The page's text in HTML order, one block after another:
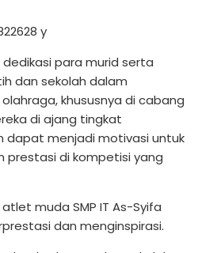
para murid serta
dan sekolah dalam
khususnya di cabang
di ajang tingkat
dapat menjadi motivasi untuk
prestasi di kompetisi yang
muda SMP IT As-Syifa
dan menginspirasi.